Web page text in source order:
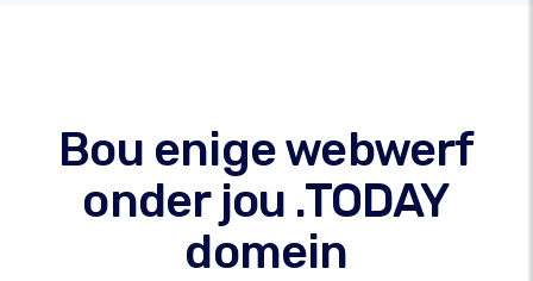
Bou enige webwerf
onder jou .TODAY
domein